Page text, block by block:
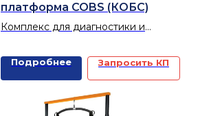
платформа COBS (КОБС)
Комплекс для диагностики и
двигательной системы и органов
равновесия
Подробнее Запросить КП